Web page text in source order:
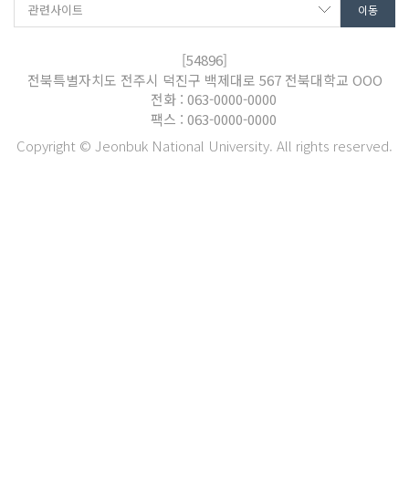
[54896]
전북특별자치도 전주시 덕진구 백제대로 567 전북대학교 OOO
전화 : 063-0000-0000
팩스 : 063-0000-0000
Copyright © Jeonbuk National University. All rights reserved.